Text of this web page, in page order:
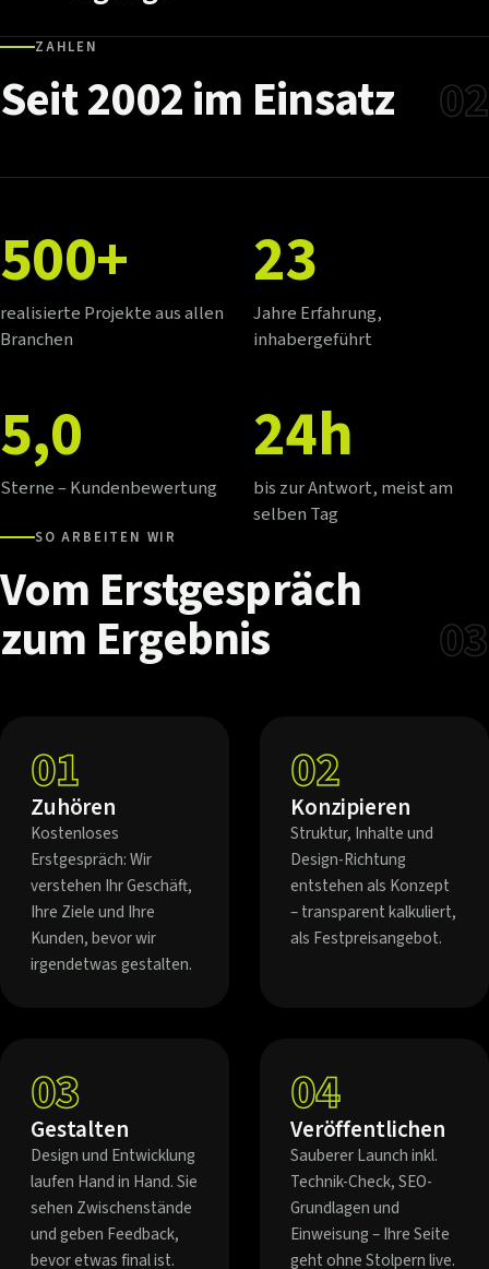
ZAHLEN
Seit2002im Einsatz 02
500+
realisierte Projekte aus allen
Branchen
23
Jahre Erfahrung,
inhabergeführt
5,0
Sterne – Kundenbewertung
24h
bis zur Antwort, meist am
selben Tag
SO ARBEITEN WIR
Vom Erstgespräch
zum Ergebnis
03
01
Zuhören
Kostenloses
Erstgespräch: Wir
verstehen Ihr Geschäft,
Ihre Ziele und Ihre
Kunden, bevor wir
irgendetwas gestalten.
02
Konzipieren
Struktur, Inhalte und
Design-Richtung
entstehen als Konzept
– transparent kalkuliert,
als Festpreisangebot.
03
Gestalten
Design und Entwicklung
laufen Hand in Hand. Sie
sehen Zwischenstände
und geben Feedback,
bevor etwas final ist.
04
Veröffentlichen
Sauberer Launch inkl.
Technik-Check, SEO-
Grundlagen und
Einweisung – Ihre Seite
geht ohne Stolpern live.